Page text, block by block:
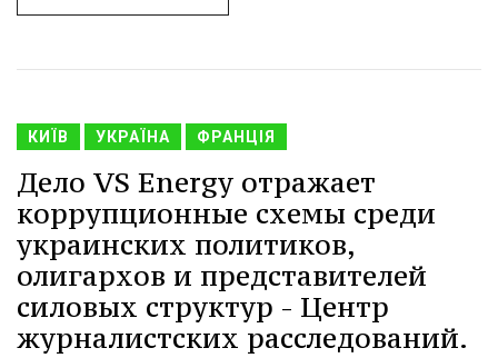
КИЇВ УКРАЇНА ФРАНЦІЯ
Дело VS Energy отражает
коррупционные схемы среди
украинских политиков,
олигархов и представителей
силовых структур - Центр
журналистских расследований.